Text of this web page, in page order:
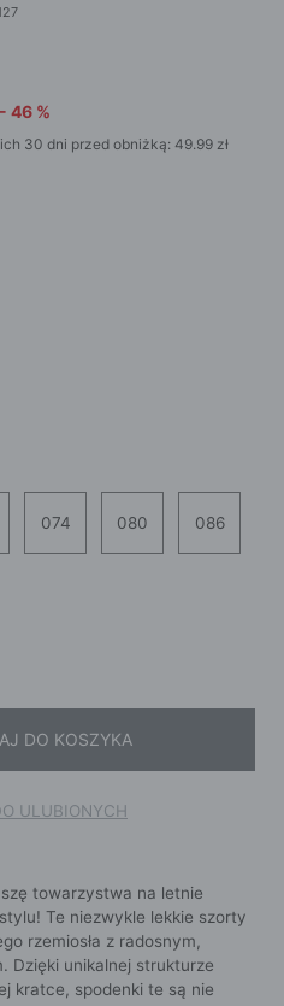
- 46 %
30 dni przed obniżką: 49.99 zł
074 080 086
DO KOSZYKA
ULUBIONYCH
towarzystwa na letnie
Te niezwykle lekkie szorty
rzemiosła z radosnym,
Dzięki unikalnej strukturze
kratce, spodenki te są nie